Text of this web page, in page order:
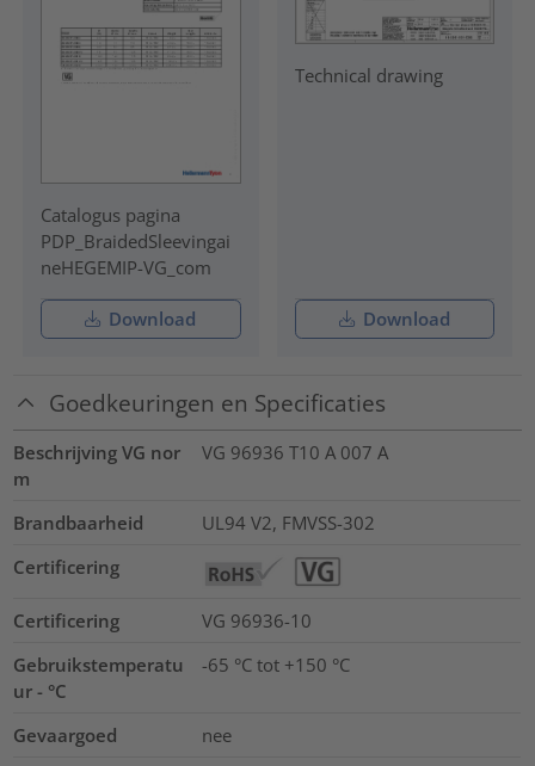
Catalogus pagina
PDP_BraidedSleevingai
neHEGEMIP-VG_com
Download
Technical drawing
Download
Goedkeuringen en Specificaties
Beschrijving VG nor
m
VG 96936 T10 A 007 A
Brandbaarheid
UL94 V2, FMVSS-302
Certificering
Certificering
VG 96936-10
Gebruikstemperatu
ur - °C
-65 °C tot +150 °C
Gevaargoed
nee